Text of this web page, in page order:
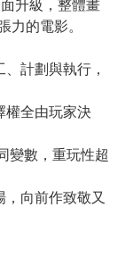
升級，整體畫
力的電影。
計劃與執行，
全由玩家決
變數，重玩性超
向前作致敬又